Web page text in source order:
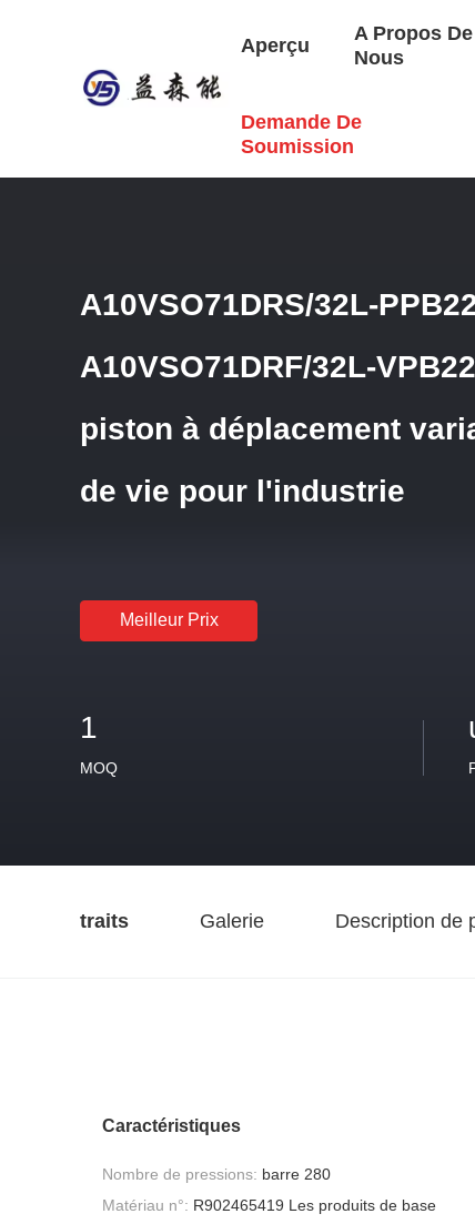
Aperçu
A Propos De
Nous
Demande De
Soumission
Pompe Hydraulique De Rexroth
A10VSO71DRS/32L-
A10VSO71DRF/32L-
piston à déplacement
de vie pour l'industrie
Meilleur Prix
1
MOQ
traits Galerie Description de
Caractéristiques
Nombre de pressions: barre 280
Matériau n°: R902465419 Les produits de base